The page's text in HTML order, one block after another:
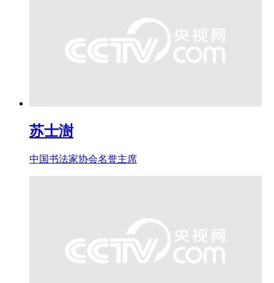
苏士澍
中国书法家协会名誉主席